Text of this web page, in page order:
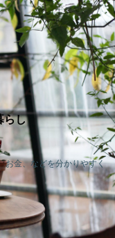
らし
お金、などを分かりやすく